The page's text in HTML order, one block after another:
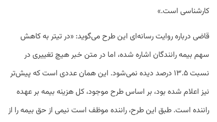
کارشناسی است.»
قاضی درباره روایت رسانه‌ای این طرح می‌گوید: «در تیتر به کاهش
سهم بیمه رانندگان اشاره شده، اما در متن خبر هیچ تغییری در
نسبت ۱۳.۵ درصد دیده نمی‌شود. این همان عددی است که پیش‌تر
نیز اعلام شده بود، بر اساس طرح موجود، کل هزینه بیمه بر عهده
راننده است. طبق این طرح، راننده موظف است نیمی از حق بیمه را از